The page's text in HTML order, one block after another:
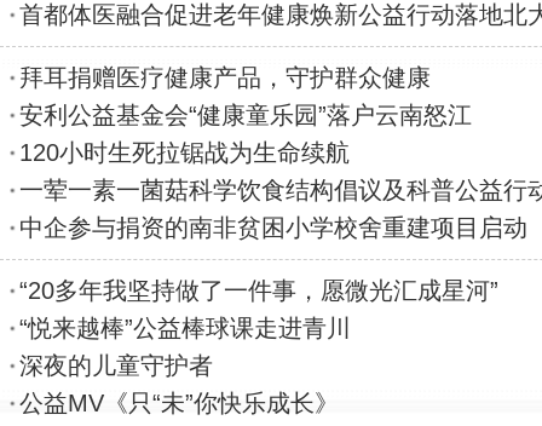
首都体医融合促进老年健康焕新公益行动落地北
拜耳捐赠医疗健康产品，守护群众健康
安利公益基金会“健康童乐园”落户云南怒江
120小时生死拉锯战为生命续航
一荤一素一菌菇科学饮食结构倡议及科普公益行
中企参与捐资的南非贫困小学校舍重建项目启动
“20多年我坚持做了一件事，愿微光汇成星河”
“悦来越棒”公益棒球课走进青川
深夜的儿童守护者
公益MV《只“未”你快乐成长》